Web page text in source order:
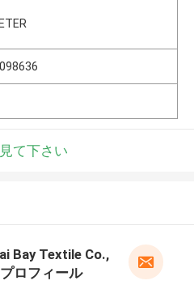
て下さい
Bay Textile Co.,
ロフィール